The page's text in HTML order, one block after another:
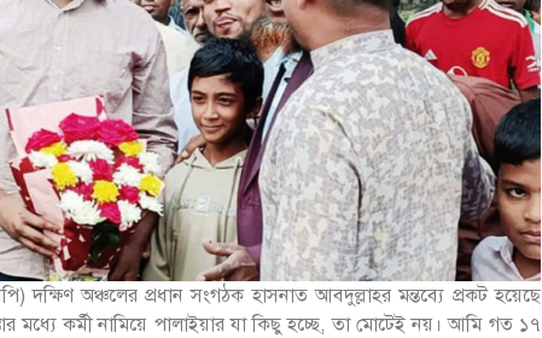
দক্ষিণ অঞ্চলের প্রধান সংগঠক হাসনাত আবদুল্লাহর মন্তব্যে প্রকট হয়েছে
মধ্যে কর্মী নামিয়ে পালাইয়ার যা কিছু হচ্ছে, তা মোটেই নয়। আমি গত ১৭